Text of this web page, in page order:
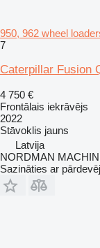
950, 962 wheel
7
Caterpillar Fusion
4 750 €
Frontālais iekrāvējs
2022
Stāvoklis jauns
Latvija
NORDMAN
Sazināties ar